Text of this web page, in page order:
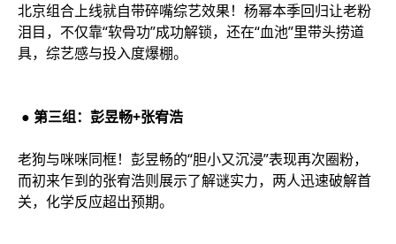
北京组合上线就自带碎嘴综艺效果！杨幂本季回归让老粉
泪目，不仅靠“软骨功”成功解锁，还在“血池”里带头捞道
具，综艺感与投入度爆棚。
● 第三组：彭昱畅+张宥浩
老狗与咪咪同框！彭昱畅的“胆小又沉浸”表现再次圈粉，
而初来乍到的张宥浩则展示了解谜实力，两人迅速破解首
关，化学反应超出预期。